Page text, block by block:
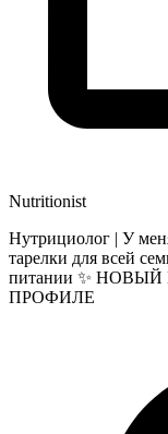
Nutritionist
Нутрициолог | У
тарелки для всей
питании ✨
ПРОФИЛЕ